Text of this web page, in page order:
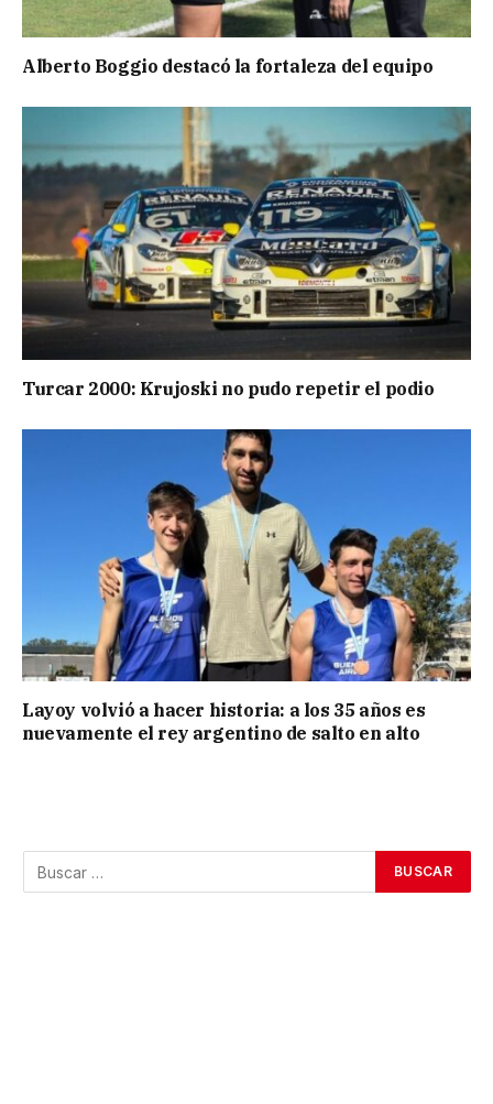
Alberto Boggio destacó la fortaleza del equipo
Turcar 2000: Krujoski no pudo repetir el podio
Layoy volvió a hacer historia: a los 35 años es
nuevamente el rey argentino de salto en alto